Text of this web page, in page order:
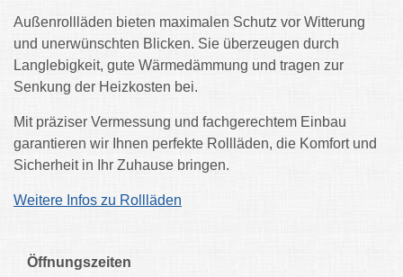
Außenrollläden bieten maximalen Schutz vor Witterung
und unerwünschten Blicken. Sie überzeugen durch
Langlebigkeit, gute Wärmedämmung und tragen zur
Senkung der Heizkosten bei.
Mit präziser Vermessung und fachgerechtem Einbau
garantieren wir Ihnen perfekte Rollläden, die Komfort und
Sicherheit in Ihr Zuhause bringen.
Weitere Infos zu Rollläden
Öffnungszeiten